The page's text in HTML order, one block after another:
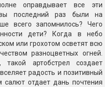
оправдывает все эти
последний раз были на
всего запомнилось? Чего
дети? Когда в небо
или грохотом осветят всю
разноцветных огней.
артобстрел создает
радость и позитивный
отдает дань почтения